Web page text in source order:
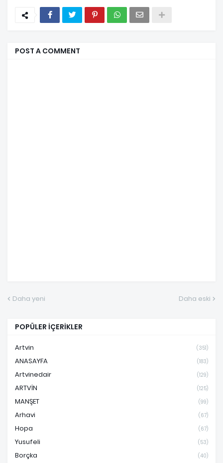
POST A COMMENT
Daha yeni Daha eski
POPÜLER İÇERİKLER
Artvin (351)
ANASAYFA (183)
Artvinedair (129)
ARTVİN (125)
MANŞET (99)
Arhavi (67)
Hopa (67)
Yusufeli (53)
Borçka (40)